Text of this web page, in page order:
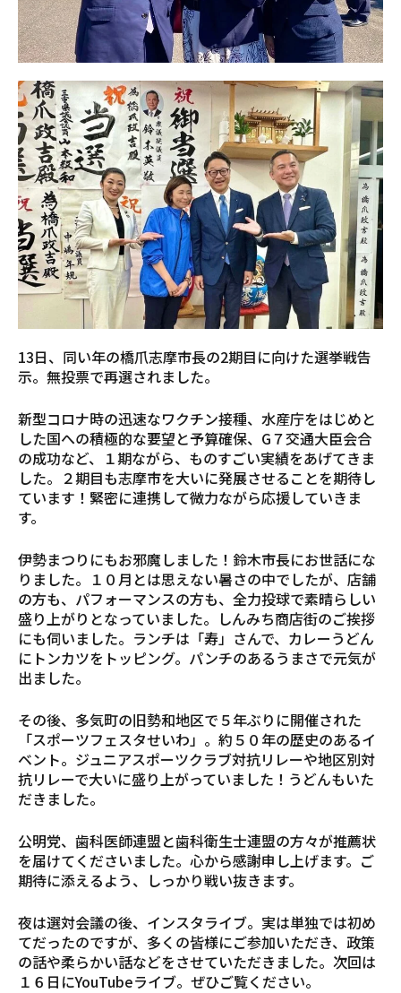
13日、同い年の橋爪志摩市長の2期目に向けた選挙戦告
示。無投票で再選されました。
新型コロナ時の迅速なワクチン接種、水産庁をはじめと
した国への積極的な要望と予算確保、G７交通大臣会合
の成功など、１期ながら、ものすごい実績をあげてきま
した。２期目も志摩市を大いに発展させることを期待し
ています！緊密に連携して微力ながら応援していきま
す。
伊勢まつりにもお邪魔しました！鈴木市長にお世話にな
りました。１０月とは思えない暑さの中でしたが、店舗
の方も、パフォーマンスの方も、全力投球で素晴らしい
盛り上がりとなっていました。しんみち商店街のご挨拶
にも伺いました。ランチは「寿」さんで、カレーうどん
にトンカツをトッピング。パンチのあるうまさで元気が
出ました。
その後、多気町の旧勢和地区で５年ぶりに開催された
「スポーツフェスタせいわ」。約５０年の歴史のあるイ
ベント。ジュニアスポーツクラブ対抗リレーや地区別対
抗リレーで大いに盛り上がっていました！うどんもいた
だきました。
公明党、歯科医師連盟と歯科衛生士連盟の方々が推薦状
を届けてくださいました。心から感謝申し上げます。ご
期待に添えるよう、しっかり戦い抜きます。
夜は選対会議の後、インスタライブ。実は単独では初め
てだったのですが、多くの皆様にご参加いただき、政策
の話や柔らかい話などをさせていただきました。次回は
１６日にYouTubeライブ。ぜひご覧ください。